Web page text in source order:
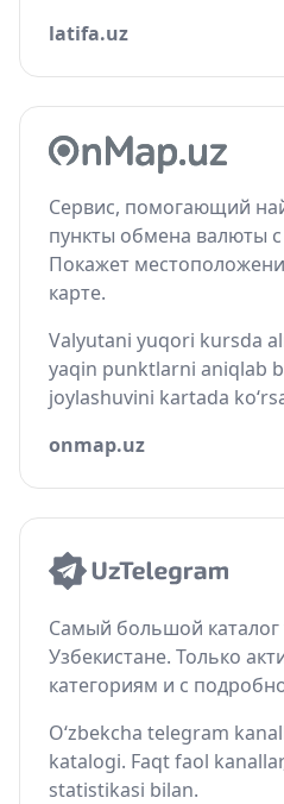
latifa.uz
Сервис, помогающий
пункты обмена валюты
Покажет
карте.
Valyutani yuqori kursda
yaqin punktlarni aniqlab
joylashuvini kartada
onmap.uz
Самый большой каталог
Узбекистане. Только
категориям и с
O‘zbekcha telegram
katalogi. Faqt faol
statistikasi bilan.